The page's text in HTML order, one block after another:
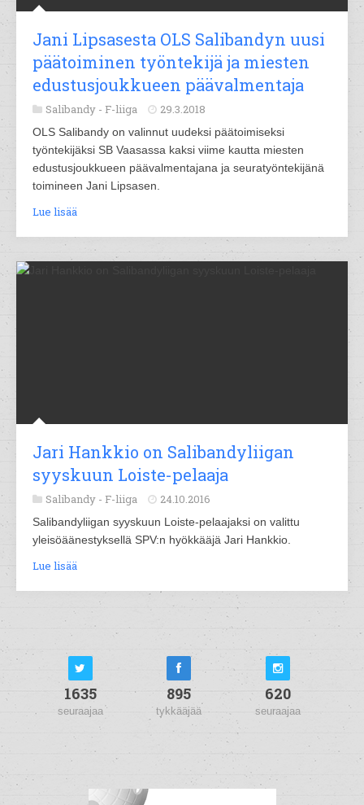
Jani Lipsasesta OLS Salibandyn uusi
päätoiminen työntekijä ja miesten
edustusjoukkueen päävalmentaja
Salibandy - F-liiga 29.3.2018
OLS Salibandy on valinnut uudeksi päätoimiseksi
työntekijäksi SB Vaasassa kaksi viime kautta miesten
edustusjoukkueen päävalmentajana ja seuratyöntekijänä
toimineen Jani Lipsasen.
Lue lisää
Jari Hankkio on Salibandyliigan
syyskuun Loiste-pelaaja
Salibandy - F-liiga 24.10.2016
Salibandyliigan syyskuun Loiste-pelaajaksi on valittu
yleisöäänestyksellä SPV:n hyökkääjä Jari Hankkio.
Lue lisää
1635
seuraajaa
895
tykkääjää
620
seuraajaa